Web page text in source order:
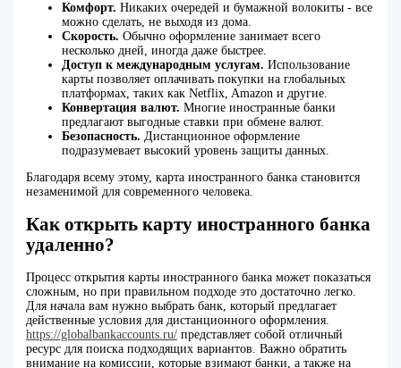
Комфорт. Никаких очередей и бумажной волокиты - все
можно сделать, не выходя из дома.
Скорость. Обычно оформление занимает всего
несколько дней, иногда даже быстрее.
Доступ к международным услугам. Использование
карты позволяет оплачивать покупки на глобальных
платформах, таких как Netflix, Amazon и другие.
Конвертация валют. Многие иностранные банки
предлагают выгодные ставки при обмене валют.
Безопасность. Дистанционное оформление
подразумевает высокий уровень защиты данных.
Благодаря всему этому, карта иностранного банка становится
незаменимой для современного человека.
Как открыть карту иностранного банка
удаленно?
Процесс открытия карты иностранного банка может показаться
сложным, но при правильном подходе это достаточно легко.
Для начала вам нужно выбрать банк, который предлагает
действенные условия для дистанционного оформления.
https://globalbankaccounts.ru/ представляет собой отличный
ресурс для поиска подходящих вариантов. Важно обратить
внимание на комиссии, которые взимают банки, а также на